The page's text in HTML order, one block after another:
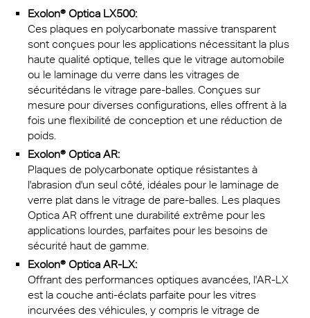
Exolon® Optica LX500:
Ces plaques en polycarbonate massive transparent
sont conçues pour les applications nécessitant la plus
haute qualité optique, telles que le vitrage automobile
ou le laminage du verre dans les vitrages de
sécuritédans le vitrage pare-balles. Conçues sur
mesure pour diverses configurations, elles offrent à la
fois une flexibilité de conception et une réduction de
poids.
Exolon® Optica AR:
Plaques de polycarbonate optique résistantes à
l'abrasion d'un seul côté, idéales pour le laminage de
verre plat dans le vitrage de pare-balles. Les plaques
Optica AR offrent une durabilité extrême pour les
applications lourdes, parfaites pour les besoins de
sécurité haut de gamme.
Exolon® Optica AR-LX:
Offrant des performances optiques avancées, l'AR-LX
est la couche anti-éclats parfaite pour les vitres
incurvées des véhicules, y compris le vitrage de